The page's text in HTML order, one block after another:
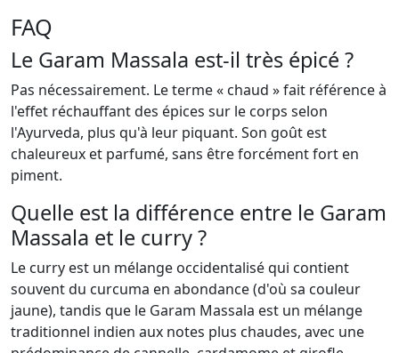
FAQ
Le Garam Massala est-il très épicé ?
Pas nécessairement. Le terme « chaud » fait référence à
l'effet réchauffant des épices sur le corps selon
l'Ayurveda, plus qu'à leur piquant. Son goût est
chaleureux et parfumé, sans être forcément fort en
piment.
Quelle est la différence entre le Garam
Massala et le curry ?
Le curry est un mélange occidentalisé qui contient
souvent du curcuma en abondance (d'où sa couleur
jaune), tandis que le Garam Massala est un mélange
traditionnel indien aux notes plus chaudes, avec une